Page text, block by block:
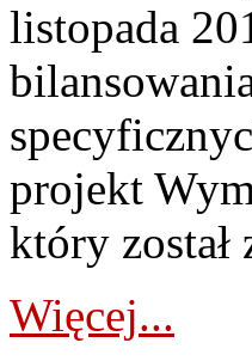
listopada
projekt
który został
Więcej...